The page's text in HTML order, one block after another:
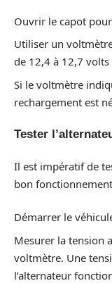
Ouvrir le capot
Utiliser un
de 12,4 à 12,7
Si le voltmètre
rechargement est
Tester
Il est impératif de
bon
Démarrer le
Mesurer la tension
voltmètre. Une
l’alternateur